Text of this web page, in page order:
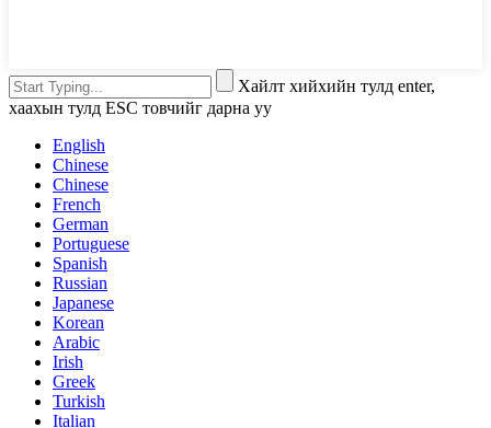
Хайлт хийхийн тулд enter,
хаахын тулд ESC товчийг дарна уу
English
Chinese
Chinese
French
German
Portuguese
Spanish
Russian
Japanese
Korean
Arabic
Irish
Greek
Turkish
Italian